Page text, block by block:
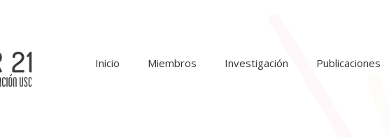
Inicio Miembros Investigación Publicaciones